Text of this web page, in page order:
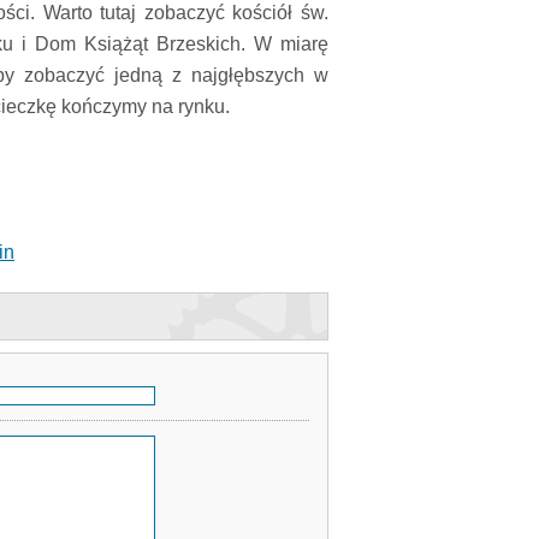
Warto tutaj zobaczyć kościół św.
i Dom Książąt Brzeskich. W miarę
zobaczyć jedną z najgłębszych w
kończymy na rynku.